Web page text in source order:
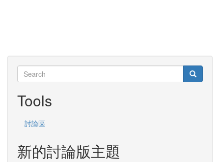
Search
Search Search
Tools
討論區
新的討論版主題